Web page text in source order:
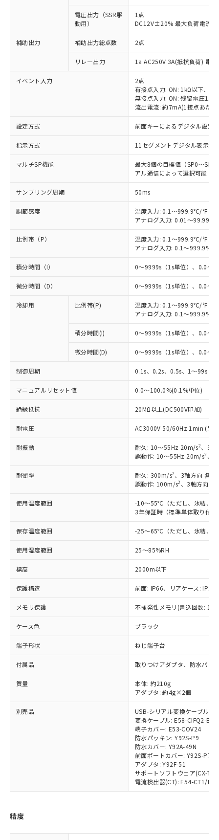
電圧出力（SSR駆
動用）
1点
DC12V±20% 最大負荷電流
補助出力 補助出力総点数 2点
リレー出力 1a AC250V 3A(抵抗負荷) 電
イベント入力
2点
有接点入力: ON: 1kΩ以下、
無接点入力: ON: 残留電圧
流出電流: 約7mA(1接点あたり
設定方式 前面キーによるデジタル設定
指示方式 11セグメントデジタル表示お
マルチSP機能
最大8個の目標値（SP0～SP7
アル通信によって選択可能
サンプリング周期 50ms
調節感度
温度入力: 0.1～999.9℃/°F（
アナログ入力: 0.01～
比例帯（P）
温度入力: 0.1～999.9℃/°F（
アナログ入力: 0.1～
積分時間（I） 0～9999s（1s単位）、0.0～
微分時間（D） 0～9999s（1s単位）、0.0～
冷却用 比例帯(P)
温度入力: 0.1～999.9℃/°F（
アナログ入力: 0.1～
積分時間(I) 0～9999s（1s単位）、0.0～
微分時間(D) 0～9999s（1s単位）、0.0～
制御周期 0.1s、0.2s、0.5s、1～99s (1s
マニュアルリセット値 0.0～100.0%(0.1%単位)
絶縁抵抗 20MΩ以上(DC500V印加)
耐電圧 AC3000V 50/60Hz 1min (異
耐振動 耐久: 10～55Hz 20m/s2、3軸
誤動作: 10～55Hz 20m/s2 、3
耐衝撃 耐久: 300m/s2、3軸方向 各3
誤動作: 100m/s2 、3軸方向 各
使用温度範囲
-10～55℃（ただし、氷結、
3年保証時（標準単体取り付
保存温度範囲 -25～65℃（ただし、氷結、
使用湿度範囲 25～85%RH
標高 2000m以下
保護構造 前面: IP66、リアケース: IP20
メモリ保護 不揮発性メモリ(書込回数:
ケース色 ブラック
端子形状 ねじ端子台
付属品 取りつけアダプタ、防水パッ
質量
本体: 約210g
アダプタ: 約4g×2個
別売品
USB-シリアル変換ケーブル:
変換ケーブル: E58-CIFQ2-E
端子カバー: E53-COV24
防水パッキン: Y92S-P9
防水カバー: Y92A-49N
前面ポートカバー: Y92S-P7
アダプタ: Y92F-51
サポートソフトウェア(CX-
電流検出器(CT): E54-CT1/
精度
以下の条件をお読みいただき、同意のうえ
本サービスは、当社制御機器事業取扱
商品の当社在庫状況および標準価格
(税抜)を提供させていただくもので
当社制御機器事業取扱商品の中には、
本サービスの対象外となる商品もある
タに基づき作成されるものであり、閲
対応済み：EU RoHS指令（10物質）の
対応予定：EU RoHS指令（10物質）の非含
有に対応した製品に切り替える予定のある
対応予定なし：EU RoHS指令（10物質）の
非含有に非対応の商品で、対応品を出す予
調査・確認中：EU RoHS指令（10物質）の
非含有の対応状況を調査中または確認中の
非該当品：ライセンス料など無形物で、有
害物質有無と関係のない商品です。
仕入先様の事情により、非含有部品として
鉛(Pb) 1000ppm以下、 水銀(Hg) 1000ppm以下、 カド
「○」：最大均質材料含有率が中国RoHSの
基準値以下であることを示します。
「×」：最大均質材料含有率が中国RoHSの
基準値を超えていることを示します。
*中国RoHS10物質の基準値 (GB/T26572)：
記
説明